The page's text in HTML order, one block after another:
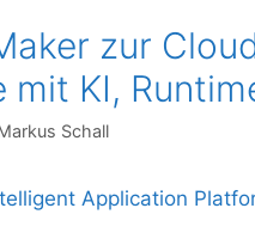
zur
mit KI,
Schall